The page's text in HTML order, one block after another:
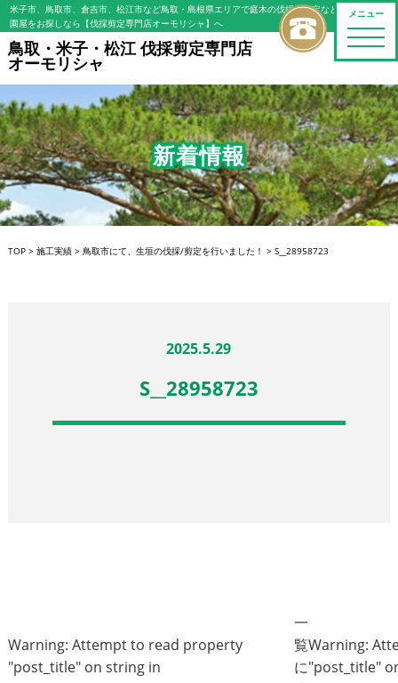
メニュー
toggle
米子市、鳥取市、倉吉市、松江市など鳥取・島根県エリアで庭木の伐採・剪定などの植木屋/造
園屋をお探しなら【伐採剪定専門店オーモリシャ】へ
鳥取・米子・松江 伐採剪定専門店
オーモリシャ
新着情報
TOP> 施工実績> 鳥取市にて、生垣の伐採/剪定を行いました！ > S__28958723
2025.5.29
S__28958723
Warning: Attempt to read property
"post_title" on string in
一
覧
に
Warning:
"post_title"